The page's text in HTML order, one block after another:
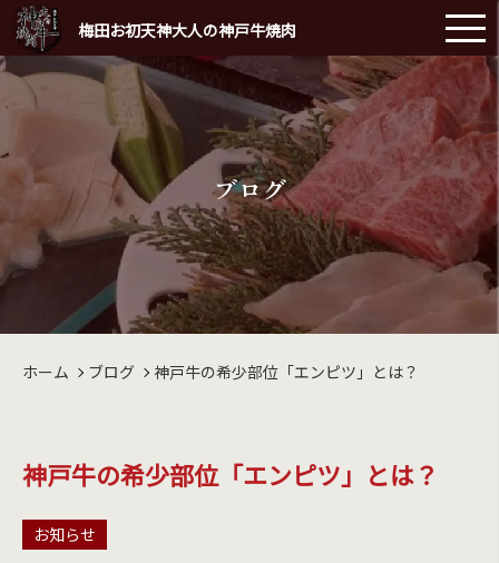
梅田お初天神大人の神戸牛焼肉
ブログ
ホーム ブログ 神戸牛の希少部位「エンピツ」とは？
神戸牛の希少部位「エンピツ」とは？
お知らせ